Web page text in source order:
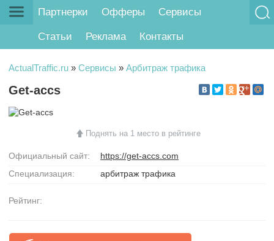
Партнерки Офферы Сервисы
Статьи Реклама Контакты
ActualTraffic.ru » Сервисы » Арбитраж трафика
Get-accs
Поднять на 1 место в рейтинге
Официальный сайт:
https://get-accs.com
Специализация:
арбитраж трафика
Рейтинг: